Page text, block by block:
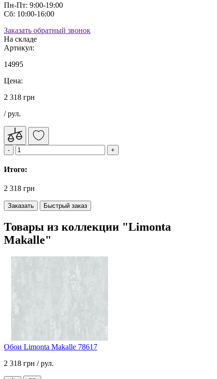
Пн-Пт: 9:00-19:00
Сб: 10:00-16:00
Заказать обратный звонок
На складе
Артикул:
14995
Цена:
2 318 грн
/ рул.
Итого:
2 318 грн
Заказать Быстрый заказ
Товары из коллекции "Limonta
Makalle"
Обои Limonta Makalle 78617
2 318 грн / рул.